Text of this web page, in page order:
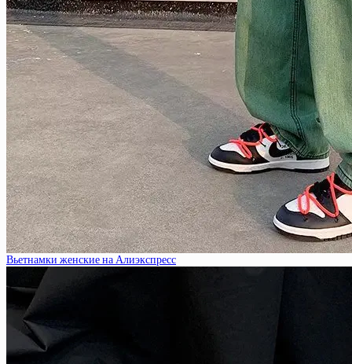
Вьетнамки женские на Алиэкспресс